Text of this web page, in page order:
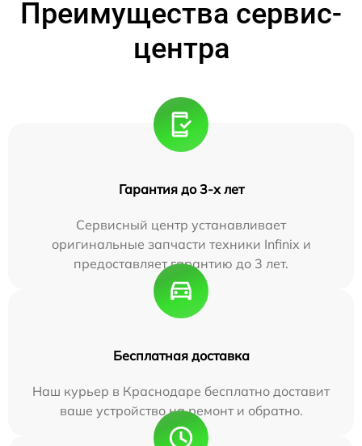
Преимущества сервис-
центра
Гарантия до 3-х лет
Сервисный центр устанавливает
оригинальные запчасти техники Infinix и
предоставляет гарантию до 3 лет.
Бесплатная доставка
Наш курьер в Краснодаре бесплатно доставит
ваше устройство на ремонт и обратно.